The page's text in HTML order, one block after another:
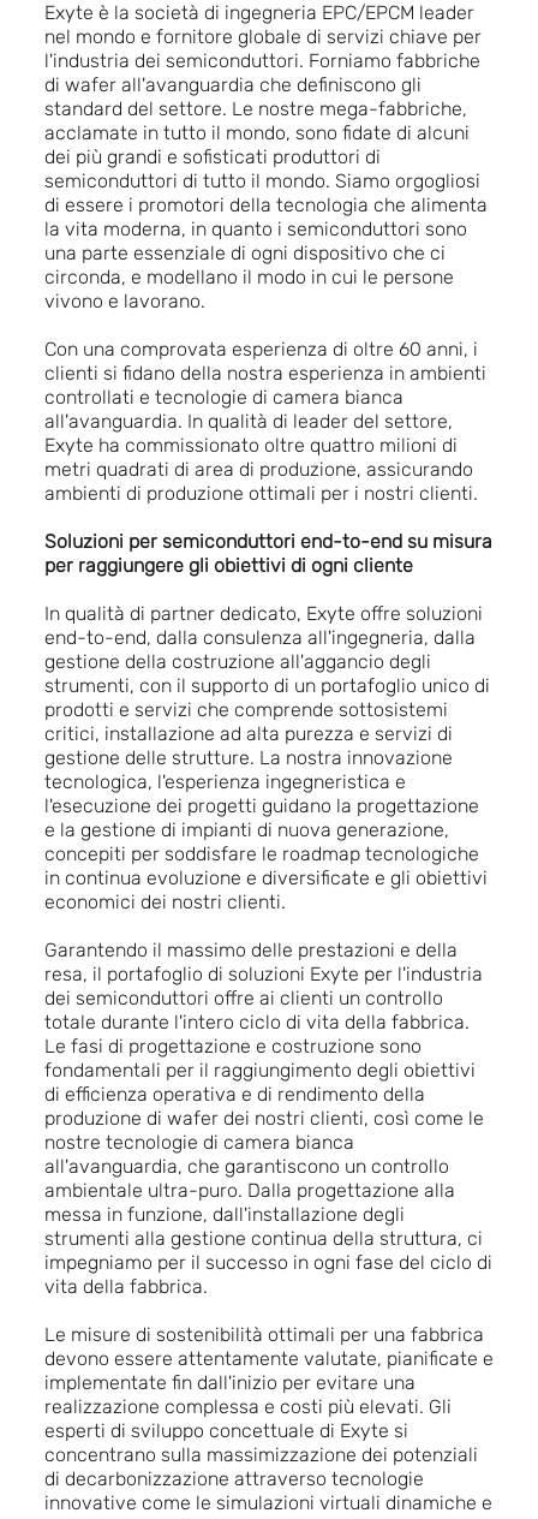
Exyte è la società di ingegneria EPC/EPCM leader
nel mondo e fornitore globale di servizi chiave per
l'industria dei semiconduttori. Forniamo fabbriche
di wafer all'avanguardia che definiscono gli
standard del settore. Le nostre mega-fabbriche,
acclamate in tutto il mondo, sono fidate di alcuni
dei più grandi e sofisticati produttori di
semiconduttori di tutto il mondo. Siamo orgogliosi
di essere i promotori della tecnologia che alimenta
la vita moderna, in quanto i semiconduttori sono
una parte essenziale di ogni dispositivo che ci
circonda, e modellano il modo in cui le persone
vivono e lavorano.
Con una comprovata esperienza di oltre 60 anni, i
clienti si fidano della nostra esperienza in ambienti
controllati e tecnologie di camera bianca
all'avanguardia. In qualità di leader del settore,
Exyte ha commissionato oltre quattro milioni di
metri quadrati di area di produzione, assicurando
ambienti di produzione ottimali per i nostri clienti.
Soluzioni per semiconduttori end-to-end su misura
per raggiungere gli obiettivi di ogni cliente
In qualità di partner dedicato, Exyte offre soluzioni
end-to-end, dalla consulenza all'ingegneria, dalla
gestione della costruzione all'aggancio degli
strumenti, con il supporto di un portafoglio unico di
prodotti e servizi che comprende sottosistemi
critici, installazione ad alta purezza e servizi di
gestione delle strutture. La nostra innovazione
tecnologica, l'esperienza ingegneristica e
l'esecuzione dei progetti guidano la progettazione
e la gestione di impianti di nuova generazione,
concepiti per soddisfare le roadmap tecnologiche
in continua evoluzione e diversificate e gli obiettivi
economici dei nostri clienti.
Garantendo il massimo delle prestazioni e della
resa, il portafoglio di soluzioni Exyte per l'industria
dei semiconduttori offre ai clienti un controllo
totale durante l'intero ciclo di vita della fabbrica.
Le fasi di progettazione e costruzione sono
fondamentali per il raggiungimento degli obiettivi
di efficienza operativa e di rendimento della
produzione di wafer dei nostri clienti, così come le
nostre tecnologie di camera bianca
all'avanguardia, che garantiscono un controllo
ambientale ultra-puro. Dalla progettazione alla
messa in funzione, dall'installazione degli
strumenti alla gestione continua della struttura, ci
impegniamo per il successo in ogni fase del ciclo di
vita della fabbrica.
Le misure di sostenibilità ottimali per una fabbrica
devono essere attentamente valutate, pianificate e
implementate fin dall'inizio per evitare una
realizzazione complessa e costi più elevati. Gli
esperti di sviluppo concettuale di Exyte si
concentrano sulla massimizzazione dei potenziali
di decarbonizzazione attraverso tecnologie
innovative come le simulazioni virtuali dinamiche e